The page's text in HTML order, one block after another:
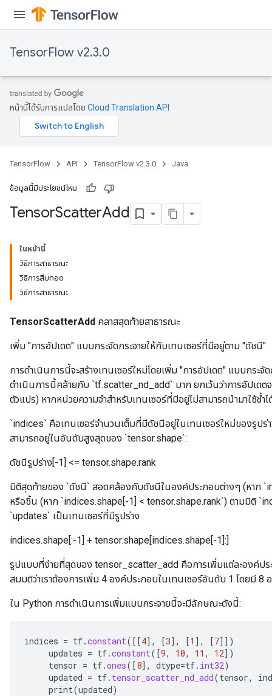
TensorFlow v2.3.0
หน้านี้ได้รับการแปลโดย Cloud Translation API
TensorFlow API TensorFlow v2.3.0 Java
ข้อมูลนี้มีประโยชน์ไหม
TensorScatterAdd
ในหน้านี้
วิธีการสาธารณะ
วิธีการสืบทอด
วิธีการสาธารณะ
TensorScatterAdd คลาสสุดท้ายสาธารณะ
เพิ่ม "การอัปเดต" แบบกระจัดกระจายให้กับเทนเซอร์ที่มีอยู่ตาม "ดัชนี"
การดำเนินการนี้จะสร้างเทนเซอร์ใหม่โดยเพิ่ม "การอัปเดต" แบบกระ
ดำเนินการนี้คล้ายกับ `tf.scatter_nd_add` มาก ยกเว้นว่าการอัปเด
ตัวแปร) หากหน่วยความจำสำหรับเทนเซอร์ที่มีอยู่ไม่สามารถนำมาใช้ซ้ำไ
`indices` คือเทนเซอร์จำนวนเต็มที่มีดัชนีอยู่ในเทนเซอร์ใหม่ของรูป
สามารถอยู่ในอันดับสูงสุดของ `tensor.shape`:
ดัชนีรูปร่าง[-1] <= tensor.shape.rank
มิติสุดท้ายของ `ดัชนี` สอดคล้องกับดัชนีในองค์ประกอบต่างๆ (หาก
หรือชิ้น (หาก `indices.shape[-1] < tensor.shape.rank`) ตามมิติ
`updates` เป็นเทนเซอร์ที่มีรูปร่าง
indices.shape[:-1] + tensor.shape[indices.shape[-1]:]
รูปแบบที่ง่ายที่สุดของ tensor_scatter_add คือการเพิ่มแต่ละองค์ปร
สมมติว่าเราต้องการเพิ่ม 4 องค์ประกอบในเทนเซอร์อันดับ 1 โดยมี 8
ใน Python การดำเนินการเพิ่มแบบกระจายนี้จะมีลักษณะดังนี้:
indices = tf.constant( [[4] , [3] , [1 ] , [7]] )
updates = tf.constant( [9, 10, 11 , 12] )
tensor = tf.ones( [8] , dtype=tf. int32)
updated = tf. tensor_scatter_nd_add(tensor,
print(updated)